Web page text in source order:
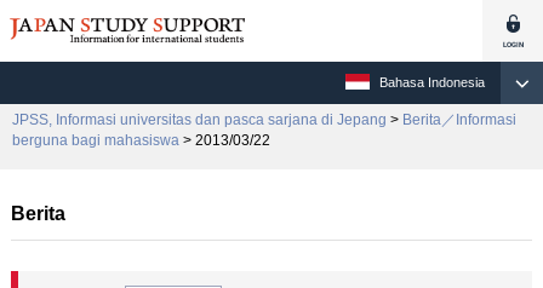
Bahasa Indonesia
JPSS, Informasi universitas dan pasca sarjana di Jepang > Berita／Informasi
berguna bagi mahasiswa > 2013/03/22
Berita